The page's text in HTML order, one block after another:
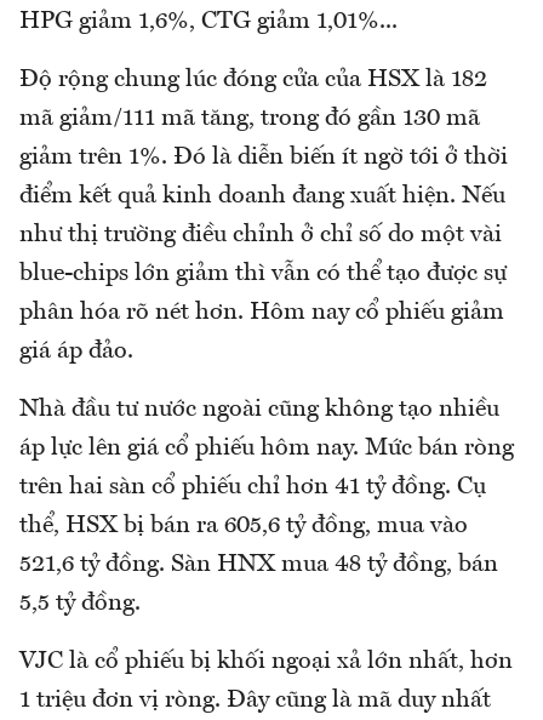
HPG giảm 1,6%, CTG giảm 1,01%...
Độ rộng chung lúc đóng cửa của HSX là 182
mã giảm/111 mã tăng, trong đó gần 130 mã
giảm trên 1%. Đó là diễn biến ít ngờ tới ở thời
điểm kết quả kinh doanh đang xuất hiện. Nếu
như thị trường điều chỉnh ở chỉ số do một vài
blue-chips lớn giảm thì vẫn có thể tạo được sự
phân hóa rõ nét hơn. Hôm nay cổ phiếu giảm
giá áp đảo.
Nhà đầu tư nước ngoài cũng không tạo nhiều
áp lực lên giá cổ phiếu hôm nay. Mức bán ròng
trên hai sàn cổ phiếu chỉ hơn 41 tỷ đồng. Cụ
thể, HSX bị bán ra 605,6 tỷ đồng, mua vào
521,6 tỷ đồng. Sàn HNX mua 48 tỷ đồng, bán
5,5 tỷ đồng.
VJC là cổ phiếu bị khối ngoại xả lớn nhất, hơn
1 triệu đơn vị ròng. Đây cũng là mã duy nhất